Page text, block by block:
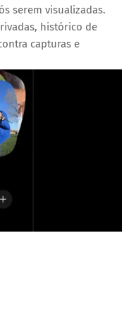
serem visualizadas.
histórico de
capturas e